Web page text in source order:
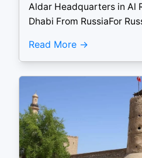
Aldar Headquarters in Al
Dhabi From RussiaFor
Read More